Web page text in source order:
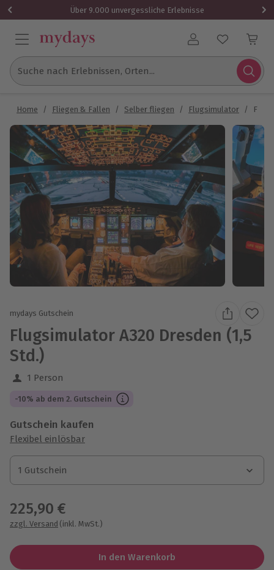
Über 9.000 unvergessliche Erlebnisse
Benutzerkonto
Suche nach Erlebnissen, Orten...
Home / Fliegen & Fallen / Selber fliegen / Flugsimulator /
mydays Gutschein
Flugsimulator A320 Dresden (1,5
Std.)
1 Person
-10% ab dem 2. Gutschein
Gutschein kaufen
Flexibel einlösbar
1 Gutschein
1 Gutschein
1 Gutschein
225,90 €
zzgl. Versand (inkl. MwSt.)
In den Warenkorb